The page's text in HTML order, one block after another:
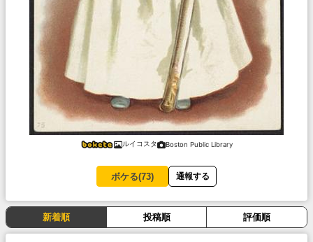
ルイコスタ Boston Public Library
ボケる(73) 通報する
新着順 投稿順 評価順